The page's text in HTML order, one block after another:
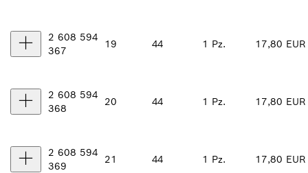
2 608 594
367
19 44 1 Pz. 17,80 EUR
2 608 594
368
20 44 1 Pz. 17,80 EUR
2 608 594
369
21 44 1 Pz. 17,80 EUR